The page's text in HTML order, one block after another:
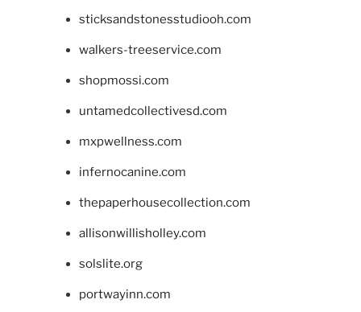
sticksandstonesstudiooh.com
walkers-treeservice.com
shopmossi.com
untamedcollectivesd.com
mxpwellness.com
infernocanine.com
thepaperhousecollection.com
allisonwillisholley.com
solslite.org
portwayinn.com